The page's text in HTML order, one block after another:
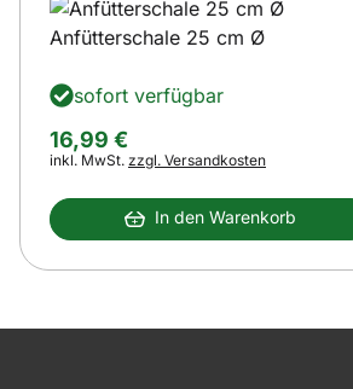
Anfütterschale 25 cm Ø
sofort verfügbar
16,99 €
Steuerhinweis:
inkl. MwSt. zzgl. Versandkosten
In den Warenkorb